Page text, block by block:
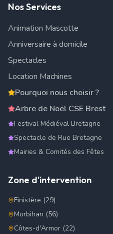
Nos Services
Animation Mascotte
Anniversaire à domicile
Spectacles
Location Machines
Pourquoi nous choisir ?
Arbre de Noël CSE Brest
Festival Médiéval Bretagne
Spectacle de Rue Bretagne
Mairies & Comités des Fêtes
Zone d'intervention
Finistère (29)
Morbihan (56)
Côtes-d'Armor (22)